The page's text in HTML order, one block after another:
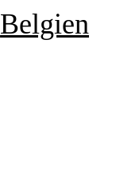
Belgien